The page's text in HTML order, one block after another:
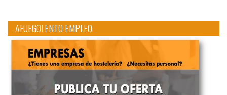
AFUEGOLENTO EMPLEO